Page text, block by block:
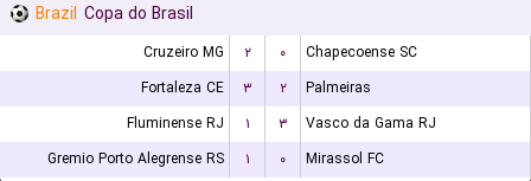
Brazil Copa do Brasil
Cruzeiro MG ۲ ۰
Chapecoense SC
Fortaleza CE
۳ ۲
Palmeiras
Fluminense RJ
۱ ۳
Vasco da Gama RJ
Gremio Porto Alegrense RS
۱ ۰ Mirassol FC